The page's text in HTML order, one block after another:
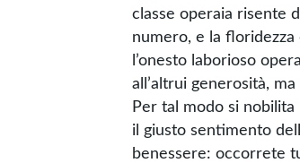
classe operaia risente
numero, e la
l’onesto laborioso
all’altrui generosità,
Per tal modo si
il giusto sentimento
benessere: occorrete